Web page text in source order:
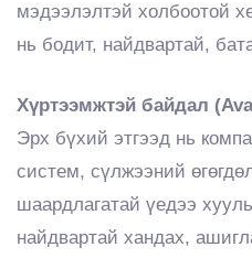
мэдээлэлтэй холбоотой
нь бодит, найдвартай,
Хүртээмжтэй байдал
Эрх бүхий этгээд нь
систем, сүлжээний
шаардлагатай үедээ
найдвартай хандах,